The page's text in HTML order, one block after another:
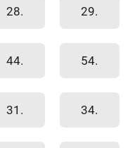
28. 29.
44. 54.
31. 34.